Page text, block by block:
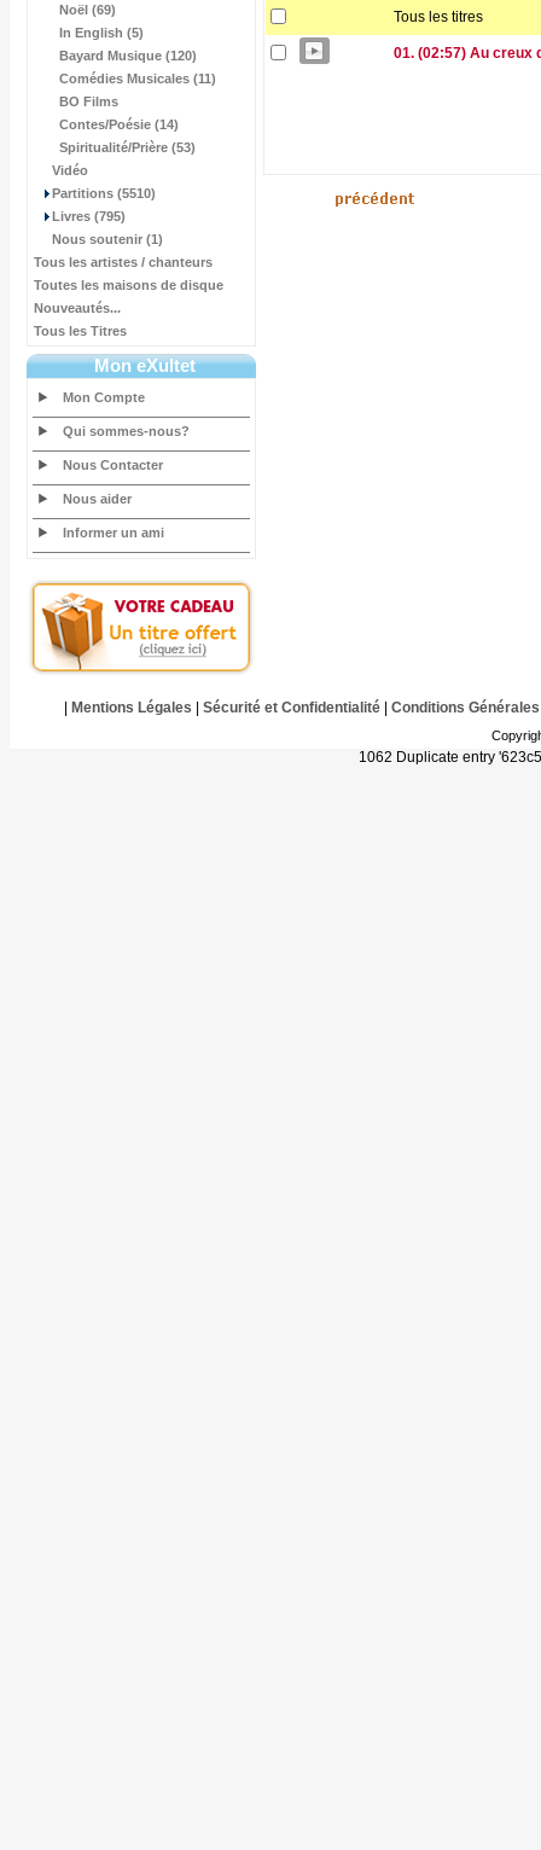
Noël (69)
In English (5)
Bayard Musique (120)
Comédies Musicales (11)
BO Films
Contes/Poésie (14)
Spiritualité/Prière (53)
Vidéo
Partitions (5510)
Livres (795)
Nous soutenir (1)
Tous les artistes / chanteurs
Toutes les maisons de disque
Nouveautés...
Tous les Titres
Mon eXultet
Mon Compte
Qui sommes-nous?
Nous Contacter
Nous aider
Informer un ami
Tous les titres
01. (02:57) Au creux
Mentions Légales Sécurité et Confidentialité| Conditions Générales
1062 Duplicate entry